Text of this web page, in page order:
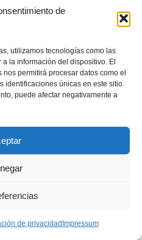
de
utilizamos tecnologías como las
la información del dispositivo. El
permitirá procesar datos como el
identificaciones únicas en este sitio.
puede afectar negativamente a
de privacidad Impressum
y dimensiones estándar
café en tu local
eco-friendly
sobre los alérgenos
tecnológicas en hostelería
paso a paso